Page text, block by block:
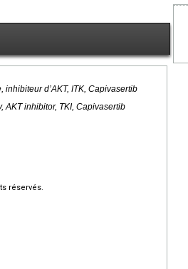
d’AKT, ITK, Capivasertib
AKT inhibitor, TKI, Capivasertib
réservés.